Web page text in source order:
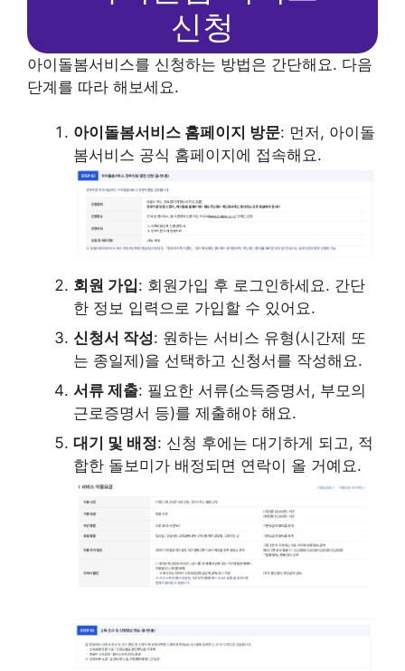
신청
아이돌봄서비스를 신청하는 방법은 간단해요. 다음
단계를 따라 해보세요.
아이돌봄서비스 홈페이지 방문: 먼저, 아이돌
봄서비스 공식 홈페이지에 접속해요.
회원 가입: 회원가입 후 로그인하세요. 간단
한 정보 입력으로 가입할 수 있어요.
신청서 작성: 원하는 서비스 유형(시간제 또
는 종일제)을 선택하고 신청서를 작성해요.
서류 제출: 필요한 서류(소득증명서, 부모의
근로증명서 등)를 제출해야 해요.
대기 및 배정: 신청 후에는 대기하게 되고, 적
합한 돌보미가 배정되면 연락이 올 거예요.